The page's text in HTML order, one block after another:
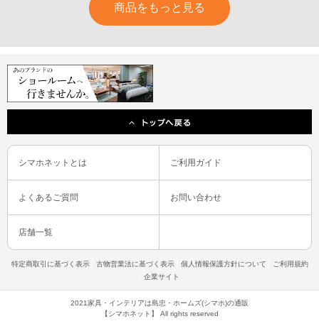
商品をもっと見る
シマホネットとは ご利用ガイド
よくあるご質問 お問い合わせ
店舗一覧
特定商取引に基づく表示 古物営業法に基づく表示 個人情報保護方針について
ご利用規約
企業サイト
2021家具・インテリアは島忠・ホームズ(シマホ)の通販
【シマホネット】 All rights reserved